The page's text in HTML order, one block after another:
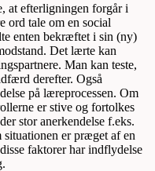
at efterligningen forgår i
ord tale om en social
enten bekræftet i sin (ny)
Det lærte kan
Man kan teste,
derefter. Også
på læreprocessen. Om
er stive og fortolkes
stor anerkendelse f.eks.
situationen er præget af en
faktorer har indflydelse